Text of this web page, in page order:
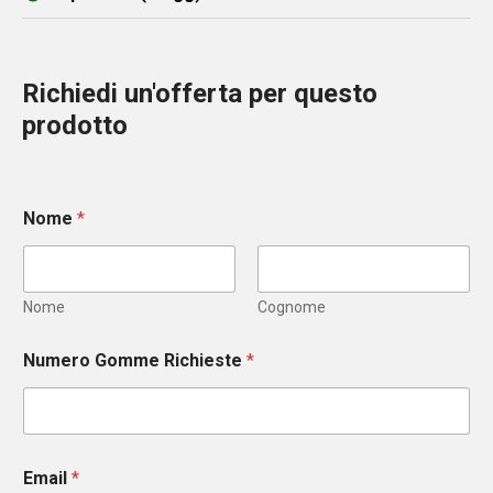
Richiedi un'offerta per questo
prodotto
Nome *
Nome Cognome
Numero Gomme Richieste *
Email *